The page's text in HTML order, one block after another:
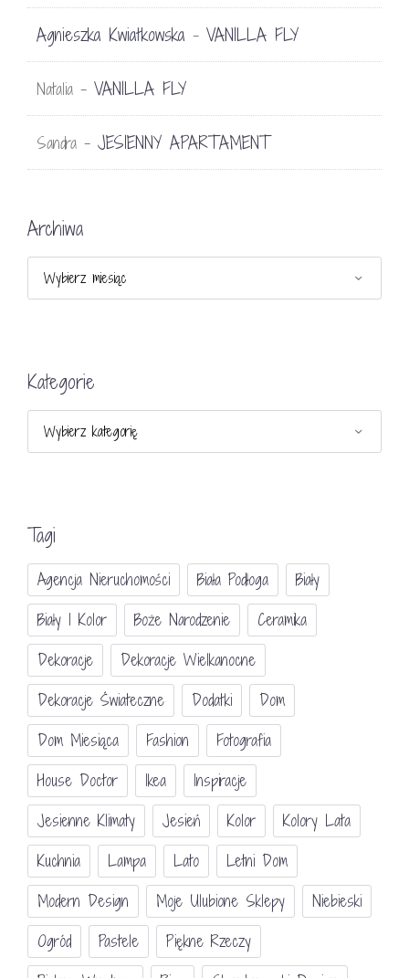
Agnieszka Kwiatkowska - VANILLA FLY
Natalia - VANILLA FLY
Sandra - JESIENNY APARTAMENT
Archiwa
Kategorie
Tagi
Agencja Nieruchomości Biała Podłoga
Biały
Biały I Kolor
Boże Narodzenie
Ceramika
Dekoracje
Dekoracje Wielkanocne
Dekoracje Świateczne
Dodatki
Dom
Dom Miesiąca
Fashion
Fotografia
House Doctor
Ikea
Inspiracje
Jesienne Klimaty
Jesień Kolor
Kolory Lata
Kuchnia
Lampa Lato
Letni Dom
Modern Design
Moje Ulubione Sklepy
Niebieski
Ogród
Pastele
Piękne Rzeczy